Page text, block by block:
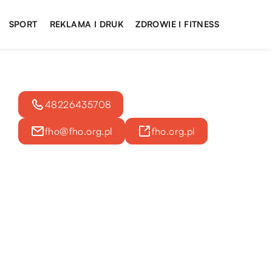
SPORT REKLAMA I DRUK ZDROWIE I FITNESS
48226435708
fho@fho.org.pl fho.org.pl